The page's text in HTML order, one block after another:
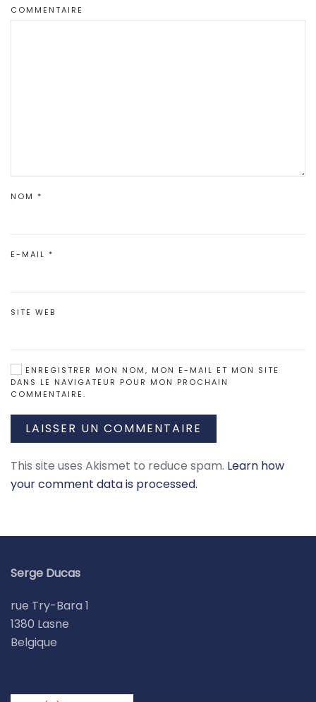
COMMENTAIRE
NOM *
E-MAIL *
SITE WEB
ENREGISTRER MON NOM, MON E-MAIL ET MON SITE
DANS LE NAVIGATEUR POUR MON PROCHAIN
COMMENTAIRE.
LAISSER UN COMMENTAIRE
This site uses Akismet to reduce spam. Learn how
your comment data is processed.
Serge Ducas
rue Try-Bara 1
1380 Lasne
Belgique